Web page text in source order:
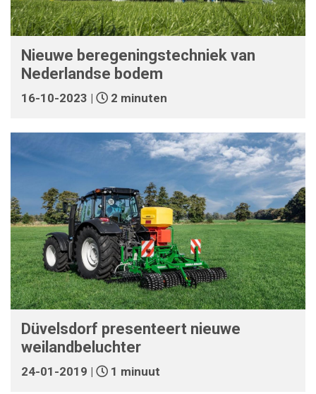
Nieuwe beregeningstechniek van
Nederlandse bodem
16-10-2023 | 2 minuten
Düvelsdorf presenteert nieuwe
weilandbeluchter
24-01-2019 | 1 minuut